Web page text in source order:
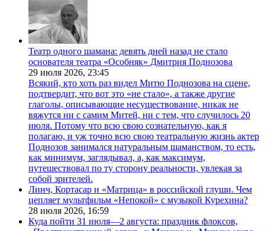
Театр одного шамана: девять дней назад не стало
основателя театра «Особняк» Дмитрия Поднозова
29 июля 2026, 23:45
Всякий, кто хоть раз видел Митю Поднозова на сцене,
подтвердит, что вот это «не стало», а также другие
глаголы, описывающие несуществование, никак не
вяжутся ни с самим Митей, ни с тем, что случилось 20
июля. Потому что всю свою сознательную, как я
полагаю, и уж точно всю свою театральную жизнь актер
Поднозов занимался натуральным шаманством, то есть,
как минимум, заглядывал, а, как максимум,
путешествовал по ту сторону реальности, увлекая за
собой зрителей.
Линч, Кортасар и «Матрица» в российской глуши. Чем
цепляет мультфильм «Непокой» с музыкой Курехина?
28 июля 2026, 16:59
Куда пойти 31 июля—2 августа: праздник флоксов,